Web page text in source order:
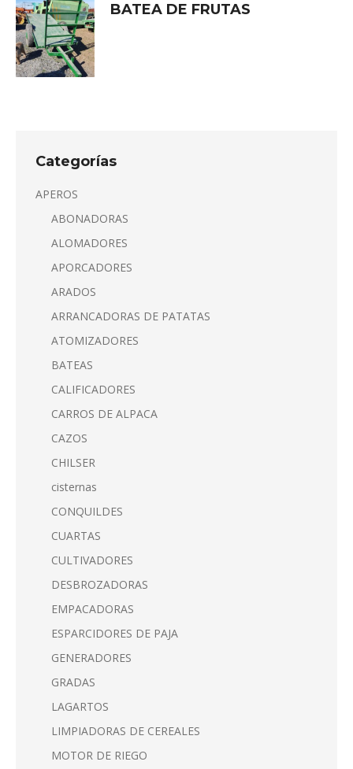
BATEA DE FRUTAS
Categorías
APEROS
ABONADORAS
ALOMADORES
APORCADORES
ARADOS
ARRANCADORAS DE PATATAS
ATOMIZADORES
BATEAS
CALIFICADORES
CARROS DE ALPACA
CAZOS
CHILSER
cisternas
CONQUILDES
CUARTAS
CULTIVADORES
DESBROZADORAS
EMPACADORAS
ESPARCIDORES DE PAJA
GENERADORES
GRADAS
LAGARTOS
LIMPIADORAS DE CEREALES
MOTOR DE RIEGO